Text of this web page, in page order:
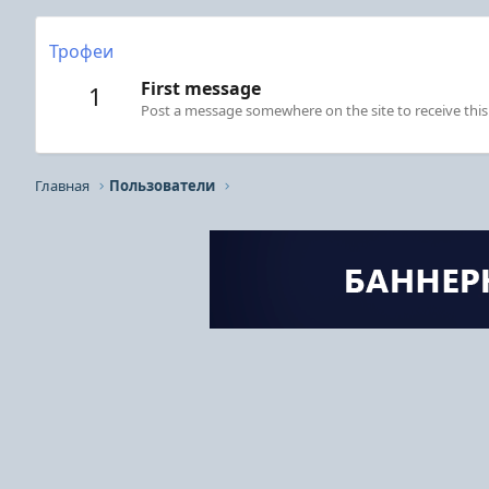
Трофеи
1 First message
Post a message somewhere on the site to receive
Главная Пользователи